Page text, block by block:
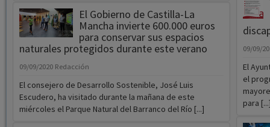
El Gobierno de Castilla-La
Mancha invierte 600.000 euros
para conservar sus espacios
naturales protegidos durante este verano
09/09/2020 Redacción
El consejero de Desarrollo Sostenible, José Luis
Escudero, ha visitado durante la mañana de este
miércoles el Parque Natural del Barranco del Río [...]
09/09/
El
el
para